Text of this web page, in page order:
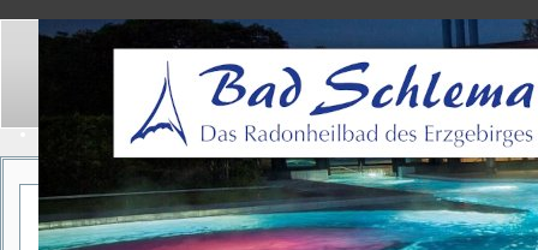
Aktuelle Seite:Startseite
Suchen